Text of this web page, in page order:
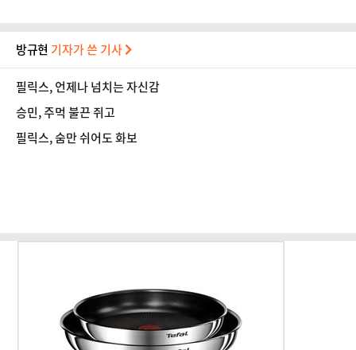
방규현 기자가 쓴 기사
필릭스, 언제나 넘치는 자신감
승민, 주먹 불끈 쥐고
필릭스, 숨만 쉬어도 화보